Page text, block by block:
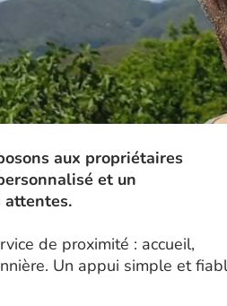
aux propriétaires
et un
attentes.
de proximité : accueil,
Un appui simple et